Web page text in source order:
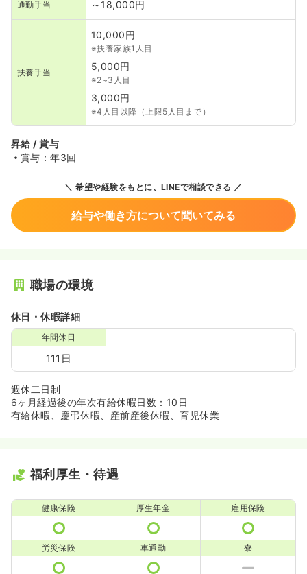
通勤手当 ～18,000円
扶養手当
10,000円
※扶養家族1人目
5,000円
※2~3人目
3,000円
※4人目以降（上限5人目まで）
昇給 / 賞与
賞与：年3回
希望や経験をもとに、LINEで相談できる
給与や働き方について聞いてみる
職場の環境
休日・休暇詳細
年間休日
111日
週休二日制
6ヶ月経過後の年次有給休暇日数：10日
有給休暇、慶弔休暇、産前産後休暇、育児休業
福利厚生・待遇
健康保険 厚生年金 雇用保険
労災保険 車通勤 寮